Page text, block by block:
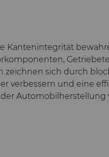
sich durch
verbessern und eine
Automobilherstellung